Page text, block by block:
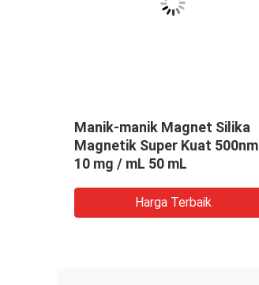
Manik-manik Magnet Silika
Magnetik Super Kuat 500nm
10 mg / mL 50 mL
Harga Terbaik